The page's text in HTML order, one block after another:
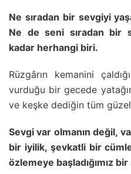
Ne sıradan bir sevgiyi
Ne de seni sıradan bir
kadar herhangi biri.
Rüzgârın kemanini
vurduğu bir gecede
ve keşke dediğin tüm
Sevgi var olmanın değil,
bir iyilik, şevkatli bir
özlemeye başladığımız